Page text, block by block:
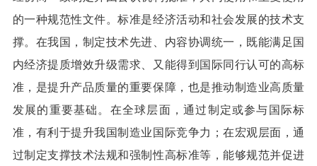
的一种规范性文件。标准是经济活动和社会发展的技术支
撑。在我国，制定技术先进、内容协调统一，既能满足国
内经济提质增效升级需求、又能得到国际同行认可的高标
准，是提升产品质量的重要保障，也是推动制造业高质量
发展的重要基础。在全球层面，通过制定或参与国际标
准，有利于提升我国制造业国际竞争力；在宏观层面，通
过制定支撑技术法规和强制性高标准等，能够规范并促进